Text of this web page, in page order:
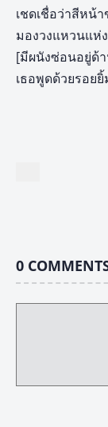
เชดเชื่อว่าสีหน้
มองวงแหวนแ
[มีผนังซ่อนอยู่ด้
เธอพูดด้วยรอยยิ้
0